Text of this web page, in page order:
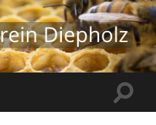
Kreisimkerverein
Diepholz